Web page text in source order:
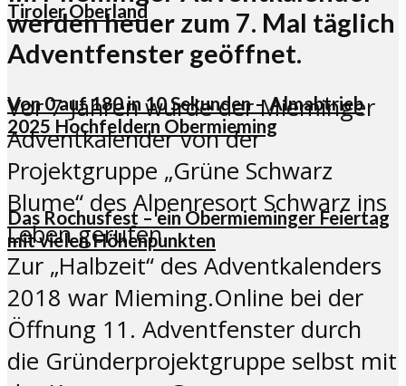
Tiroler Oberland
Von 0 auf 180 in 10 Sekunden – Almabtrieb
2025 Hochfeldern Obermieming
Das Rochusfest – ein Obermieminger Feiertag
mit vielen Höhenpunkten
werden heuer zum 7. Mal täglich
Adventfenster geöffnet.
Vor 7 Jahren wurde der Mieminger
Adventkalender von der
Projektgruppe „Grüne Schwarz
Blume“ des Alpenresort Schwarz ins
Leben gerufen.
Zur „Halbzeit“ des Adventkalenders
2018 war Mieming.Online bei der
Öffnung 11. Adventfenster durch
die Gründerprojektgruppe selbst mit